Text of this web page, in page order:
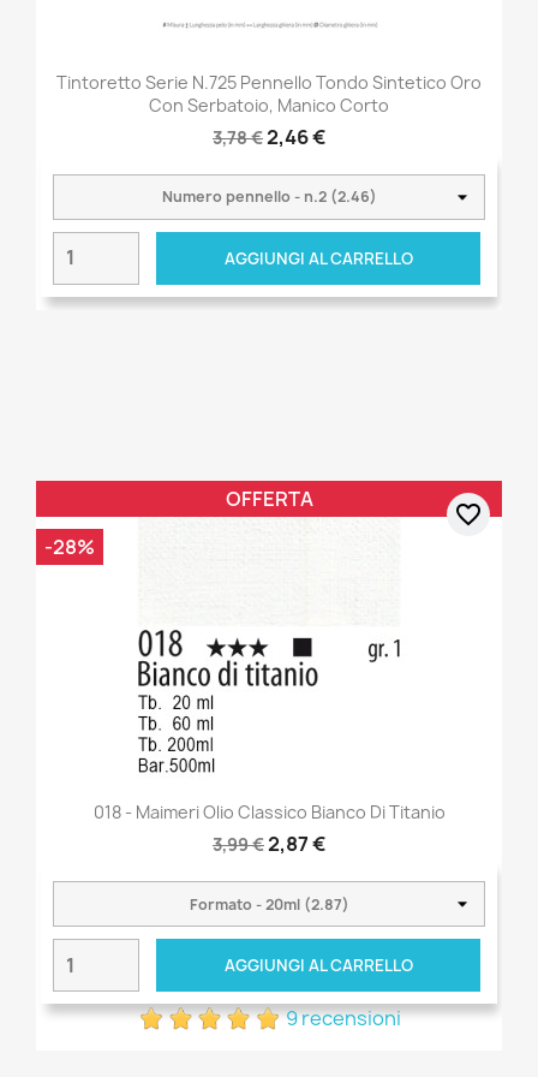
Tintoretto Serie N.725 Pennello Tondo Sintetico Oro
Con Serbatoio, Manico Corto
3,78 €2,46 €
AGGIUNGI AL CARRELLO
018 - Maimeri Olio Classico Bianco Di Titanio
3,99 €2,87 €
AGGIUNGI AL CARRELLO
9 recensioni
OFFERTA
-28%
favorite_border